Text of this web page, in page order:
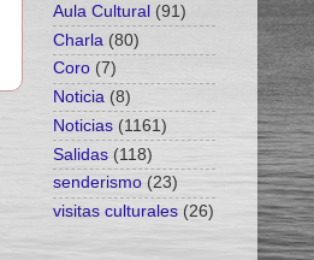
Aula Cultural (91)
Charla (80)
Coro (7)
Noticia (8)
Noticias (1161)
Salidas (118)
senderismo (23)
visitas culturales (26)